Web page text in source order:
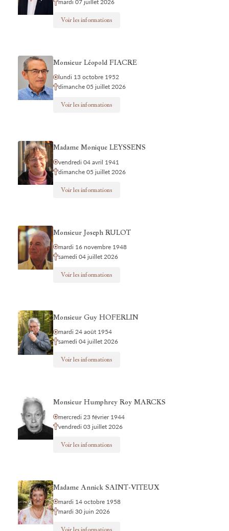
mardi 07 juillet 2026
Voir les informations
Monsieur Léopold FIACRE
lundi 13 octobre 1952
dimanche 05 juillet 2026
Voir les informations
Madame Monique LEYSSENS
vendredi 04 avril 1941
dimanche 05 juillet 2026
Voir les informations
Monsieur Joseph RULOT
mardi 16 novembre 1948
samedi 04 juillet 2026
Voir les informations
Monsieur Guy HOFERLIN
mardi 24 août 1954
samedi 04 juillet 2026
Voir les informations
Monsieur Humphrey Roy MARCKS
mercredi 23 février 1944
vendredi 03 juillet 2026
Voir les informations
Madame Annick SAINT-VITEUX
mardi 14 octobre 1958
mardi 30 juin 2026